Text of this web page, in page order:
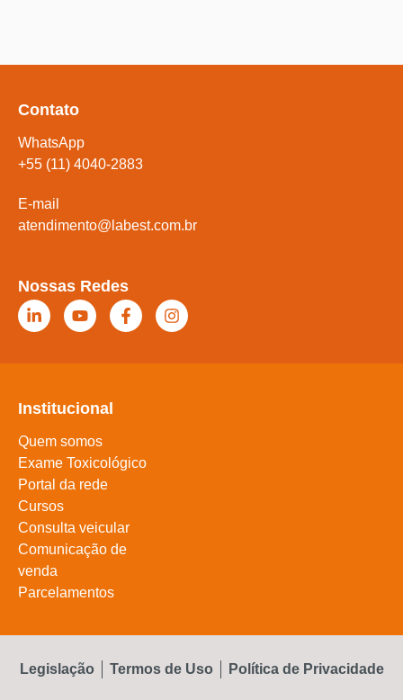
Contato
WhatsApp
+55 (11) 4040-2883
E-mail
atendimento@labest.com.br
Nossas Redes
Institucional
Quem somos
Exame Toxicológico
Portal da rede
Cursos
Consulta veicular
Comunicação de
venda
Parcelamentos
Legislação Termos de Uso Política de Privacidade